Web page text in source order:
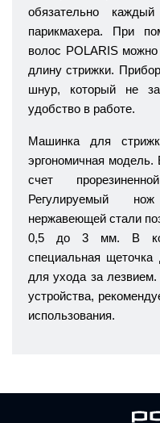
обязательно
парикмахера. При
волос POLARIS можно
длину стрижки.
шнур, который не
удобство в работе.
Машинка для
эргономичная модель.
счет
Регулируемый
нержавеющей стали
0,5 до 3 мм. В
специальная
для ухода за
устройства,
использования.